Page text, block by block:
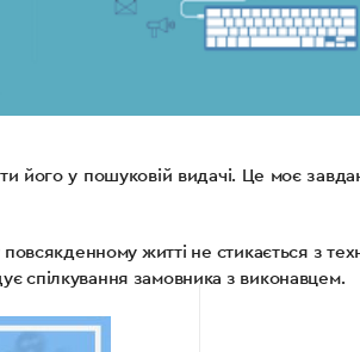
його у пошуковій видачі. Це моє
житті не стикається з
спілкування замовника з виконавцем.